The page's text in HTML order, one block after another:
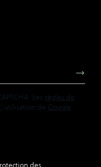
Les règles de
utilisation de Google